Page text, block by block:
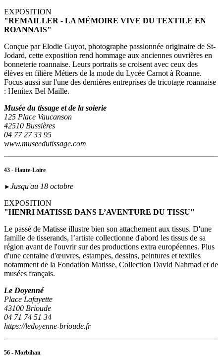
EXPOSITION
"REMAILLER - LA MÉMOIRE VIVE DU TEXTILE EN
ROANNAIS"
Conçue par Elodie Guyot, photographe passionnée originaire de St-
Jodard, cette exposition rend hommage aux anciennes ouvrières en
bonneterie roannaise. Leurs portraits se croisent avec ceux des
élèves en filière Métiers de la mode du Lycée Carnot à Roanne.
Focus aussi sur l'une des dernières entreprises de tricotage roannaise
: Henitex Bel Maille.
Musée du tissage et de la soierie
125 Place Vaucanson
42510 Bussières
04 77 27 33 95
www.museedutissage.com
43 - Haute-Loire
► Jusqu'au 18 octobre
EXPOSITION
"HENRI MATISSE DANS L’AVENTURE DU TISSU"
Le passé de Matisse illustre bien son attachement aux tissus. D'une
famille de tisserands, l’artiste collectionne d'abord les tissus de sa
région avant de l'ouvrir sur des productions extra européennes. Plus
d'une centaine d'œuvres, estampes, dessins, peintures et textiles
notamment de la Fondation Matisse, Collection David Nahmad et de
musées français.
Le Doyenné
Place Lafayette
43100 Brioude
04 71 74 51 34
https://ledoyenne-brioude.fr
56 - Morbihan